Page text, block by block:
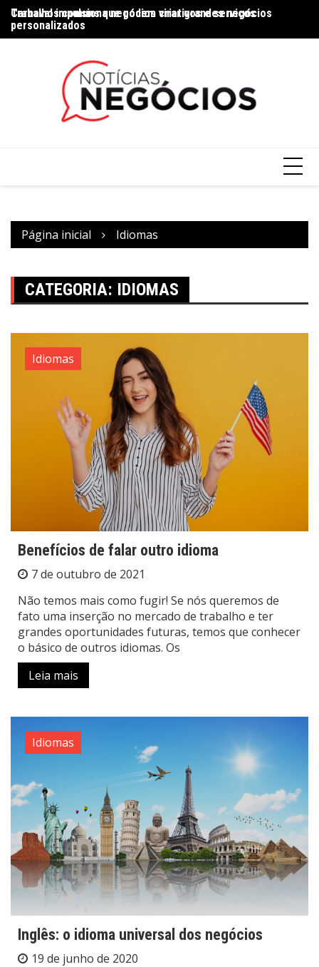
Trabalhos comuns que podem virar grandes negócios
Carnaval impulsiona negócios criativos e serviços
personalizados
Página inicial Idiomas
CATEGORIA: IDIOMAS
Idiomas
Benefícios de falar outro idioma
7 de outubro de 2021
Não temos mais como fugir! Se nós queremos de
fato uma inserção no mercado de trabalho e ter
grandes oportunidades futuras, temos que conhecer
o básico de outros idiomas. Os
Leia mais
Idiomas
Inglês: o idioma universal dos negócios
19 de junho de 2020